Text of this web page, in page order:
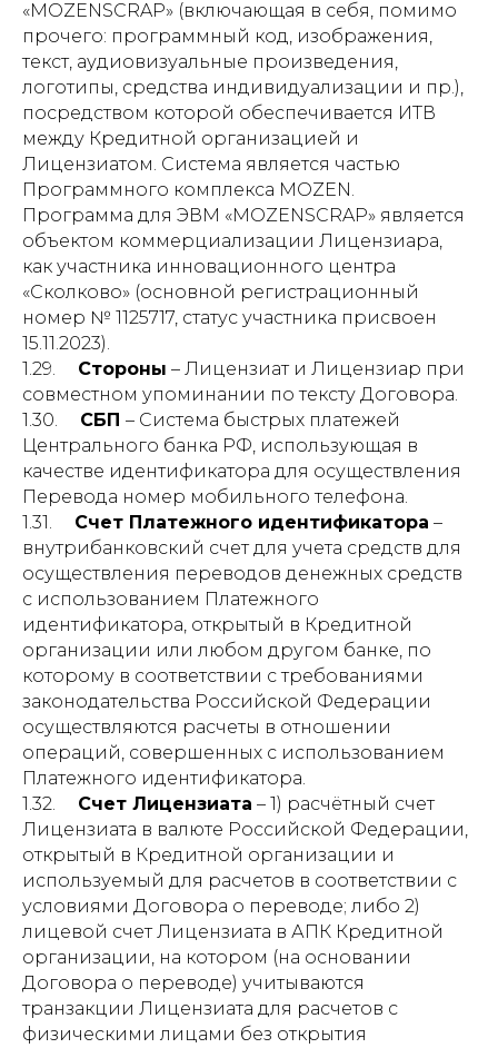
«MOZENSCRAP» (включающая в себя, помимо
прочего: программный код, изображения,
текст, аудиовизуальные произведения,
логотипы, средства индивидуализации и пр.),
посредством которой обеспечивается ИТВ
между Кредитной организацией и
Лицензиатом. Система является частью
Программного комплекса MOZEN.
Программа для ЭВМ «MOZENSCRAP» является
объектом коммерциализации Лицензиара,
как участника инновационного центра
«Сколково» (основной регистрационный
номер № 1125717, статус участника присвоен
15.11.2023).
1.29. Стороны – Лицензиат и Лицензиар при
совместном упоминании по тексту Договора.
1.30. СБП – Система быстрых платежей
Центрального банка РФ, использующая в
качестве идентификатора для осуществления
Перевода номер мобильного телефона.
1.31. Счет Платежного идентификатора –
внутрибанковский счет для учета средств для
осуществления переводов денежных средств
с использованием Платежного
идентификатора, открытый в Кредитной
организации или любом другом банке, по
которому в соответствии с требованиями
законодательства Российской Федерации
осуществляются расчеты в отношении
операций, совершенных с использованием
Платежного идентификатора.
1.32. Счет Лицензиата – 1) расчётный счет
Лицензиата в валюте Российской Федерации,
открытый в Кредитной организации и
используемый для расчетов в соответствии с
условиями Договора о переводе; либо 2)
лицевой счет Лицензиата в АПК Кредитной
организации, на котором (на основании
Договора о переводе) учитываются
транзакции Лицензиата для расчетов с
физическими лицами без открытия